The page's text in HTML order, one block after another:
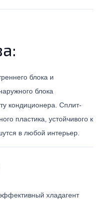
блока и
блока
кондиционера. Сплит-
пластика, устойчивого к
в любой интерьер.
хладагент